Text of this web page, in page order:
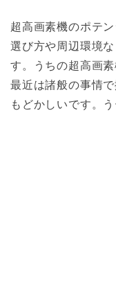
超高画素機のポテ
選び方や周辺環境
す。うちの超高画
最近は諸般の事情
もどかしいです。う